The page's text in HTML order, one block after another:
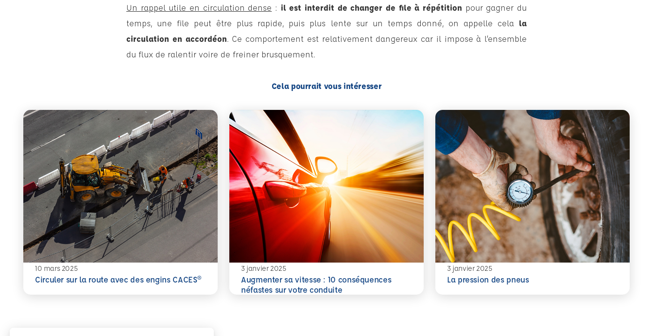
Un rappel utile en circulation dense : il est interdit de changer de file à répétition pour gagner du
temps, une file peut être plus rapide, puis plus lente sur un temps donné, on appelle cela la
circulation en accordéon. Ce comportement est relativement dangereux car il impose à l’ensemble
du flux de ralentir voire de freiner brusquement.
Cela pourrait vous intéresser
10 mars 2025
Circuler sur la route avec des engins CACES®
En savoir plus
3 janvier 2025
Augmenter sa vitesse : 10 conséquences
néfastes sur votre conduite
En savoir plus
3 janvier 2025
La pression des pneus
En savoir plus